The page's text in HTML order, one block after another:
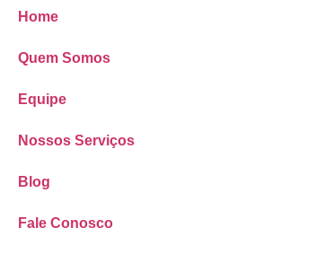
Home
Quem Somos
Equipe
Nossos Serviços
Blog
Fale Conosco